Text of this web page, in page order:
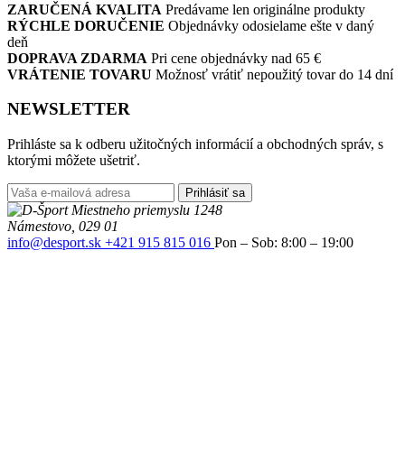
ZARUČENÁ KVALITA Predávame len originálne produkty
RÝCHLE DORUČENIE Objednávky odosielame ešte v daný
deň
DOPRAVA ZDARMA Pri cene objednávky nad 65 €
VRÁTENIE TOVARU Možnosť vrátiť nepoužitý tovar do 14 dní
NEWSLETTER
Prihláste sa k odberu užitočných informácií a obchodných správ, s
ktorými môžete ušetriť.
Prihlásiť sa
Miestneho priemyslu 1248
Námestovo, 029 01
info@desport.sk +421 915 815 016 Pon – Sob: 8:00 – 19:00